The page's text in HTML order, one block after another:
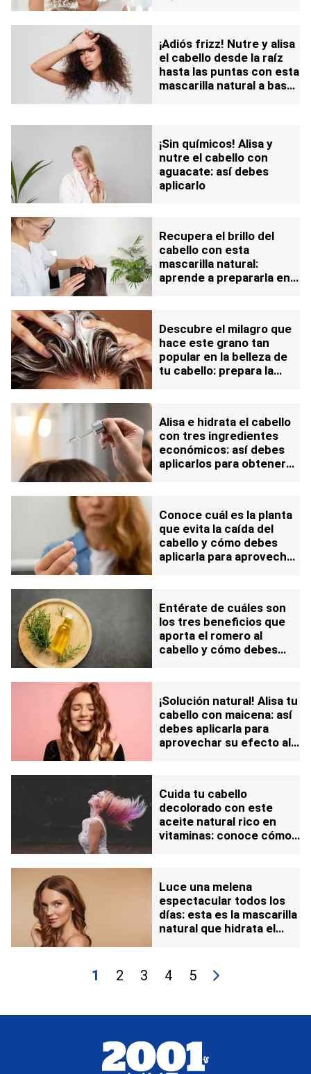
¡Adiós frizz! Nutre y alisa
el cabello desde la raíz
hasta las puntas con esta
mascarilla natural a base
¡Sin químicos! Alisa y
nutre el cabello con
aguacate: así debes
aplicarlo
Recupera el brillo del
cabello con esta
mascarilla natural:
aprende a prepararla en
Descubre el milagro que
hace este grano tan
popular en la belleza de
tu cabello: prepara la
Alisa e hidrata el cabello
con tres ingredientes
económicos: así debes
aplicarlos para obtener
Conoce cuál es la planta
que evita la caída del
cabello y cómo debes
aplicarla para aprovechar
Entérate de cuáles son
los tres beneficios que
aporta el romero al
cabello y cómo debes
¡Solución natural! Alisa tu
cabello con maicena: así
debes aplicarla para
aprovechar su efecto al
Cuida tu cabello
decolorado con este
aceite natural rico en
vitaminas: conoce cómo
Luce una melena
espectacular todos los
días: esta es la mascarilla
natural que hidrata el
1 2 3 4 5